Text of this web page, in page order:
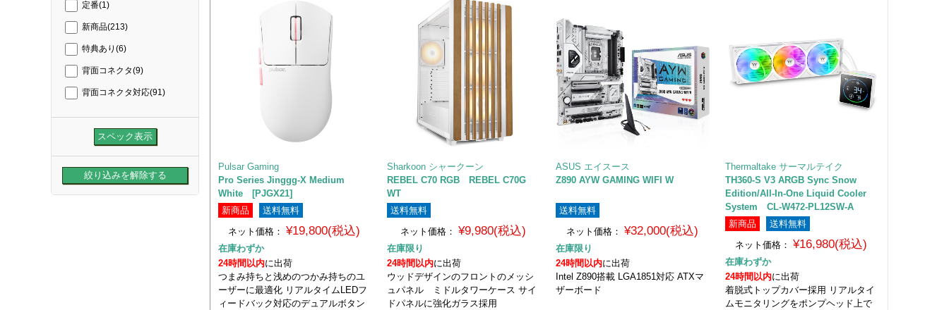
定番(1)
新商品(213)
特典あり (6)
背面コネクタ(9)
背面コネクタ対応(91)
Pulsar Gaming
Pro Series Jinggg-X Medium
White [PJGX21]
新商品
送料無料
ネット価格：
¥19,800(税込)
在庫わずか
24時間以内に出荷
つまみ持ちと浅めのつかみ持ちのユ
ーザーに最適化 リアルタイムLEDフ
ィードバック対応のデュアルボタン
Sharkoon シャークーン
REBEL C70 RGB REBEL C70G
WT
送料無料
ネット価格： ¥9,980(税込)
在庫限り
24時間以内に出荷
ウッドデザインのフロントのメッシ
ュパネル ミドルタワーケース サイ
ドパネルに強化ガラス採用
ASUS エイスース
Z890 AYW GAMING WIFI W
送料無料
ネット価格： ¥32,000(税込)
在庫限り
24時間以内に出荷
Intel Z890搭載 LGA1851対応 ATXマ
ザーボード
Thermaltake サーマルテイク
TH360-S V3 ARGB Sync Snow
Edition/All-In-One Liquid Cooler
System CL-W472-PL12SW-A
新商品
送料無料
ネット価格： ¥16,980(税込)
在庫わずか
24時間以内に出荷
着脱式トップカバー採用 リアルタイ
ムモニタリングをポンプヘッド上で